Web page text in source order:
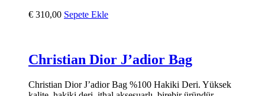
€ 310,00 Sepete Ekle
Christian Dior J’adior Bag
Christian Dior J’adior Bag %100 Hakiki Deri. Yüksek